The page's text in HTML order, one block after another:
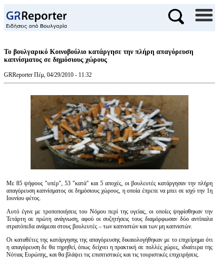
Το βουλγαρικό Κοινοβούλιο κατάργησε την πλήρη απαγόρευση
καπνίσματος σε δημόσιους χώρους
GRReporter Πέμ, 04/29/2010 - 11:32
Με 85 ψήφους "υπέρ", 53 "κατά" και 5 αποχές, οι βουλευτές κατάργησαν την πλήρη
απαγόρευση καπνίσματος σε δημόσιους χώρους, η οποία έπρεπε να μπει σε ισχύ την 1η
Ιουνίου φέτος.
Αυτό έγινε με τροποποιήσεις του Νόμου περί της υγείας, οι οποίες ψηφίσθηκαν την
Τετάρτη σε πρώτη ανάγνωση, αφού οι συζητήσεις τους διαμόρφωσαν δύο αντίπαλα
στρατόπεδα ανάμεσα στους βουλευτές – των καπνιστών και των μη καπνιστών.
Οι καταθέτες της κατάργησης της απαγόρευσης δικαιολογήθηκαν με το επιχείρημα ότι
η απαγόρευση δε θα τηρηθεί, όπως δείχνει η πρακτική σε πολλές χώρες, ιδιαίτερα της
Νότιας Ευρώπης, και θα βλάψει τις επισιτιστικές και τις τουριστικές επιχειρήσεις.